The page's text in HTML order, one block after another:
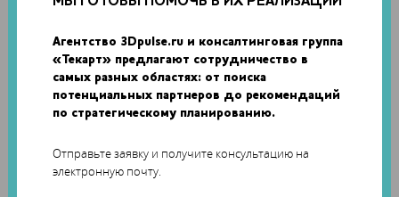
Агентство 3Dpulse.ru и консалтинговая группа
«Текарт» предлагают сотрудничество в
самых разных областях: от поиска
потенциальных партнеров до рекомендаций
по стратегическому планированию.
Отправьте заявку и получите консультацию на
электронную почту.